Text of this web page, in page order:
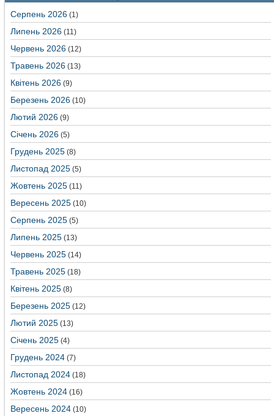
Серпень 2026 (1)
Липень 2026 (11)
Червень 2026 (12)
Травень 2026 (13)
Квітень 2026 (9)
Березень 2026 (10)
Лютий 2026 (9)
Січень 2026 (5)
Грудень 2025 (8)
Листопад 2025 (5)
Жовтень 2025 (11)
Вересень 2025 (10)
Серпень 2025 (5)
Липень 2025 (13)
Червень 2025 (14)
Травень 2025 (18)
Квітень 2025 (8)
Березень 2025 (12)
Лютий 2025 (13)
Січень 2025 (4)
Грудень 2024 (7)
Листопад 2024 (18)
Жовтень 2024 (16)
Вересень 2024 (10)